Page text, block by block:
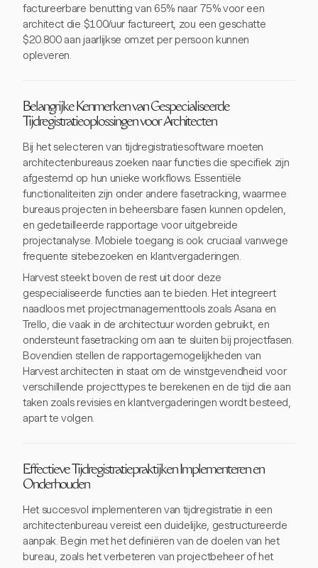
factureerbare benutting van 65% naar 75% voor een
architect die $100/uur factureert, zou een geschatte
$20.800 aan jaarlijkse omzet per persoon kunnen
opleveren.
Belangrijke Kenmerken van Gespecialiseerde
Tijdregistratieoplossingen voor Architecten
Bij het selecteren van tijdregistratiesoftware moeten
architectenbureaus zoeken naar functies die specifiek zijn
afgestemd op hun unieke workflows. Essentiële
functionaliteiten zijn onder andere fasetracking, waarmee
bureaus projecten in beheersbare fasen kunnen opdelen,
en gedetailleerde rapportage voor uitgebreide
projectanalyse. Mobiele toegang is ook cruciaal vanwege
frequente sitebezoeken en klantvergaderingen.
Harvest steekt boven de rest uit door deze
gespecialiseerde functies aan te bieden. Het integreert
naadloos met projectmanagementtools zoals Asana en
Trello, die vaak in de architectuur worden gebruikt, en
ondersteunt fasetracking om aan te sluiten bij projectfasen.
Bovendien stellen de rapportagemogelijkheden van
Harvest architecten in staat om de winstgevendheid voor
verschillende projecttypes te berekenen en de tijd die aan
taken zoals revisies en klantvergaderingen wordt besteed,
apart te volgen.
Effectieve Tijdregistratiepraktijken Implementeren en
Onderhouden
Het succesvol implementeren van tijdregistratie in een
architectenbureau vereist een duidelijke, gestructureerde
aanpak. Begin met het definiëren van de doelen van het
bureau, zoals het verbeteren van projectbeheer of het